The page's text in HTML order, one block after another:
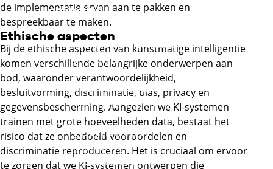
omgeving
Metaal en metalektro
Technische installaties
en systemen
Infra
Hout en meubel
Afbouw en onderhoud
Bouw en
gespecialiseerde
aanneming
Procesindustrie en
de implementatie ervan aan te pakken en
bespreekbaar te maken.
Ethische aspecten
Bij de ethische aspecten van kunstmatige intelligentie
komen verschillende belangrijke onderwerpen aan
bod, waaronder verantwoordelijkheid,
besluitvorming, discriminatie, bias, privacy en
gegevensbescherming. Aangezien we KI-systemen
trainen met grote hoeveelheden data, bestaat het
risico dat ze onbedoeld vooroordelen en
discriminatie reproduceren. Het is cruciaal om ervoor
te zorgen dat we KI-systemen ontwerpen die